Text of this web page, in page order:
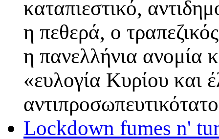
καταπιεστικό,
η πεθερά, ο
η πανελλήνια ανομία
«ευλογία Κυρίου και
Lockdown fumes n'